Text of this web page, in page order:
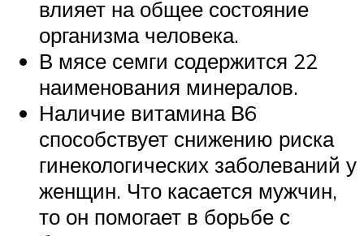
влияет на общее состояние
организма человека.
В мясе семги содержится 22
наименования минералов.
Наличие витамина В6
способствует снижению риска
гинекологических заболеваний у
женщин. Что касается мужчин,
то он помогает в борьбе с